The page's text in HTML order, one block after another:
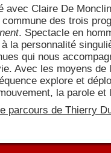
avec Claire De
des trois
. Spectacle en
la personnalité
qui nous
Avec les moyens de
explore et
la parole et
parcours de Thierry